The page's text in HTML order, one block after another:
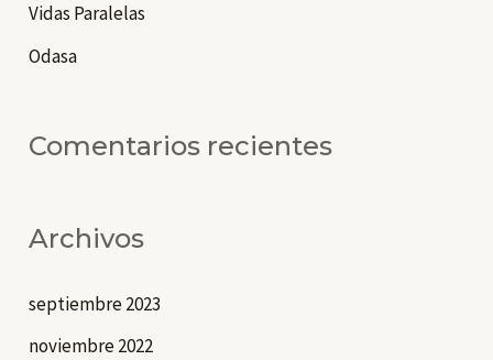
Vidas Paralelas
Odasa
Comentarios recientes
Archivos
septiembre 2023
noviembre 2022